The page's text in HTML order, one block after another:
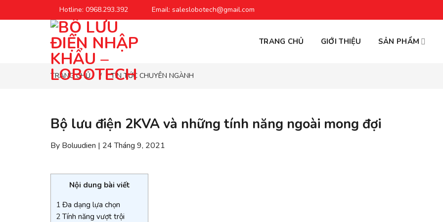
đến
Hotline: 0968.293.392 Email: saleslobotech@gmail.com
TRANG CHỦ GIỚI THIỆU SẢN PHẨM
TRANG CHỦ / TIN TỨC CHUYÊN NGÀNH
Bộ lưu điện 2KVA và những tính năng ngoài mong đợi
By Boluudien | 24 Tháng 9, 2021
Nội dung bài viết
1 Đa dạng lựa chọn
2Tính năng vượt trội